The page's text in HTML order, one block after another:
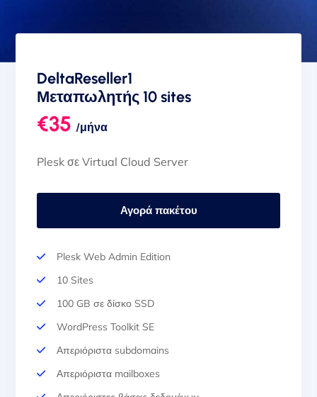
DeltaReseller1
Μεταπωλητής 10 sites
€35 /μήνα
Plesk σε Virtual Cloud Server
Αγορά πακέτου
Plesk Web Admin Edition
10 Sites
100 GB σε δίσκο SSD
WordPress Toolkit SE
Απεριόριστα subdomains
Απεριόριστα mailboxes